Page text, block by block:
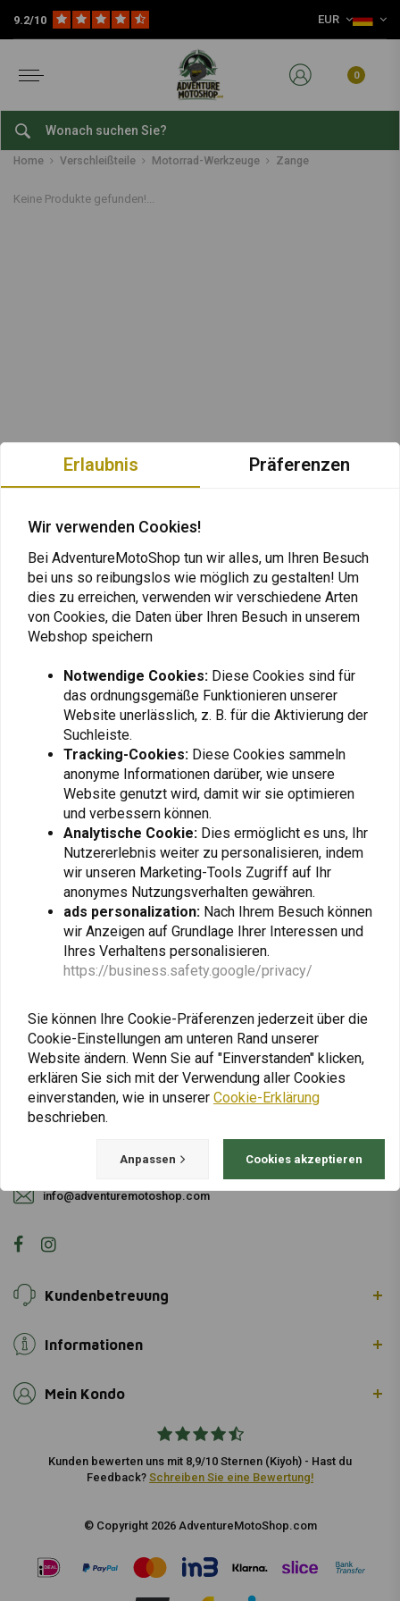
9.2/10 EUR
0
Zange
Home Verschleißteile Motorrad-Werkzeuge Zange
Keine Produkte gefunden!...
Immer auf dem Laufenden bleiben +
5% Rabatt?
Abonnieren
Rücksendungen & Reparaturen oder
allgemeinen Informationen können Sie uns
jederzeit auf eine der folgenden Arten
kontaktieren.
+31 85 06 06 06 5
info@adventuremotoshop.com
Kundenbetreuung
Informationen
Mein Kondo
Kunden bewerten uns mit 8,9/10 Sternen (Kiyoh) - Hast du
Feedback? Schreiben Sie eine Bewertung!
© Copyright 2026 AdventureMotoShop.com
Erlaubnis Präferenzen
Wir verwenden Cookies!
Bei AdventureMotoShop tun wir alles, um Ihren Besuch
bei uns so reibungslos wie möglich zu gestalten! Um
dies zu erreichen, verwenden wir verschiedene Arten
von Cookies, die Daten über Ihren Besuch in unserem
Webshop speichern
Notwendige Cookies: Diese Cookies sind für
das ordnungsgemäße Funktionieren unserer
Website unerlässlich, z. B. für die Aktivierung der
Suchleiste.
Tracking-Cookies: Diese Cookies sammeln
anonyme Informationen darüber, wie unsere
Website genutzt wird, damit wir sie optimieren
und verbessern können.
Analytische Cookie: Dies ermöglicht es uns, Ihr
Nutzererlebnis weiter zu personalisieren, indem
wir unseren Marketing-Tools Zugriff auf Ihr
anonymes Nutzungsverhalten gewähren.
ads personalization: Nach Ihrem Besuch können
wir Anzeigen auf Grundlage Ihrer Interessen und
Ihres Verhaltens personalisieren.
https://business.safety.google/privacy/
Sie können Ihre Cookie-Präferenzen jederzeit über die
Cookie-Einstellungen am unteren Rand unserer
Website ändern. Wenn Sie auf "Einverstanden" klicken,
erklären Sie sich mit der Verwendung aller Cookies
einverstanden, wie in unserer Cookie-Erklärung
beschrieben.
Anpassen Cookies akzeptieren